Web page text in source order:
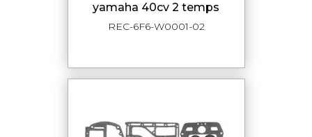
yamaha 40cv 2 temps
REC-6F6-W0001-02